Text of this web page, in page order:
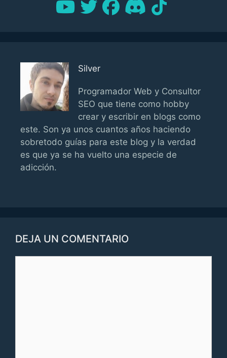
Silver
Programador Web y Consultor
SEO que tiene como hobby
crear y escribir en blogs como
este. Son ya unos cuantos años haciendo
sobretodo guías para este blog y la verdad
es que ya se ha vuelto una especie de
adicción.
DEJA UN COMENTARIO